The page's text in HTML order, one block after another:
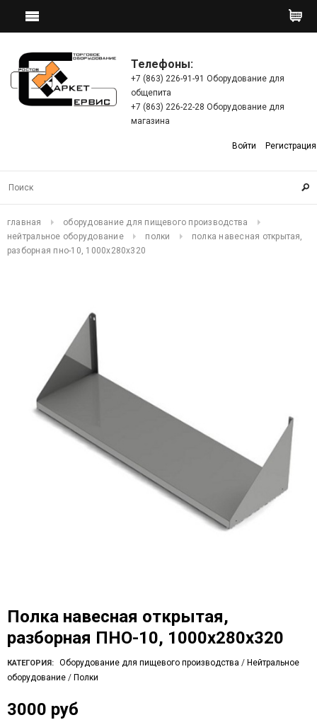
Телефоны:
+7 (863) 226-91-91 Оборудование для
общепита
+7 (863) 226-22-28 Оборудование для
магазина
Войти Регистрация
главная
оборудование для пищевого производства
нейтральное оборудование
полки
полка навесная открытая,
разборная пно-10, 1000х280х320
Полка навесная открытая,
разборная ПНО-10, 1000х280х320
КАТЕГОРИЯ: Оборудование для пищевого производства / Нейтральное
оборудование / Полки
3000 руб